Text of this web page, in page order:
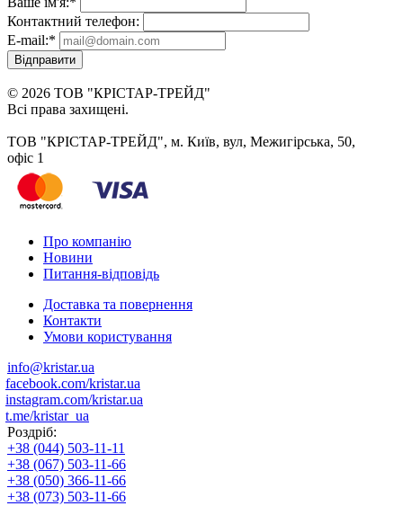
Контактний телефон:
E-mail:*
Відправити
© 2026 ТОВ "КРІСТАР-ТРЕЙД"
Всі права захищені.
ТОВ "КРІСТАР-ТРЕЙД", м. Київ, вул, Межигірська, 50,
офіс 1
Про компанію
Новини
Питання-відповідь
Доставка та повернення
Контакти
Умови користування
info@kristar.ua
facebook.com/kristar.ua
instagram.com/kristar.ua
t.me/kristar_ua
Роздріб:
+38 (044) 503-11-11
+38 (067) 503-11-66
+38 (050) 366-11-66
+38 (073) 503-11-66